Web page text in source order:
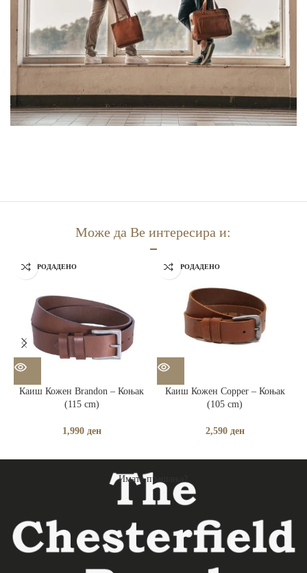
Може да Ве интересира и:
РАСПРОДАДЕНО
Каиш Кожен Brandon – Коњак
(115 cm)
1,990 ден
РАСПРОДАДЕНО
Каиш Кожен Copper – Коњак
(105 cm)
2,590 ден
Имате прашања?